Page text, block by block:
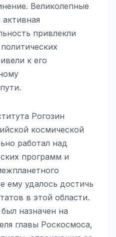
Великолепные
активная
привлекли
к его
Рогозин
космической
работал над
программ и
ему удалось достичь
в этой области.
назначен на
главы Роскосмоса,